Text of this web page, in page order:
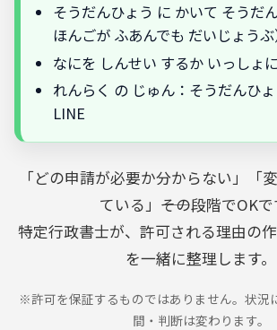
そうだんひょう に かいて そうだ
ほんごが ふあんでも だいじょうぶ
なにを しんせい するか いっしょ
れんらく の じゅん：そうだんひ
LINE
「どの申請が必要か分からない」「
ている」――その段階でOKで
特定行政書士が、許可される理由の作
を一緒に整理します。
※許可を保証するものではありません。状況
間・判断は変わります。